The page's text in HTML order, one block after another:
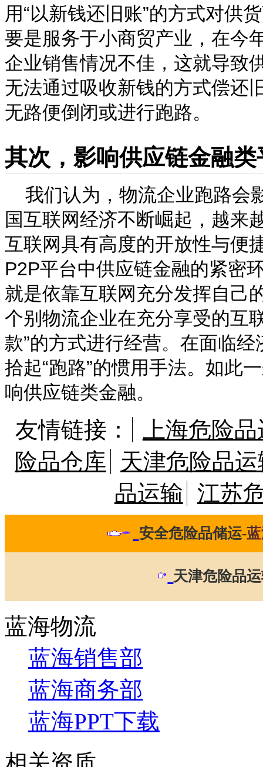
用“以新钱还旧账”的方式对供
要是服务于小商贸产业，在今
企业销售情况不佳，这就导致
无法通过吸收新钱的方式偿还
无路便倒闭或进行跑路。
其次，影响供应链金融类
我们认为，物流企业跑路会
国互联网经济不断崛起，越来
互联网具有高度的开放性与便
P2P平台中供应链金融的紧密
就是依靠互联网充分发挥自己
个别物流企业在充分享受的互
款”的方式进行经营。在面临
拾起“跑路”的惯用手法。如此
响供应链类金融。
友情链接：
上海危险
险品仓库
天津危险品运
品运输 江苏
安全危险品储运-
天津危险品
蓝海物流
蓝海销售部
蓝海商务部
蓝海PPT下载